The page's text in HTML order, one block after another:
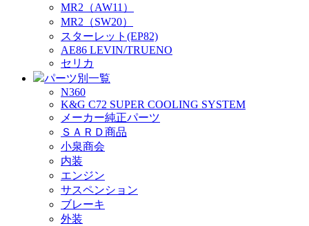
MR2（AW11）
MR2（SW20）
スターレット(EP82)
AE86 LEVIN/TRUENO
セリカ
パーツ別一覧
N360
K&G C72 SUPER COOLING SYSTEM
メーカー純正パーツ
ＳＡＲＤ商品
小泉商会
内装
エンジン
サスペンション
ブレーキ
外装